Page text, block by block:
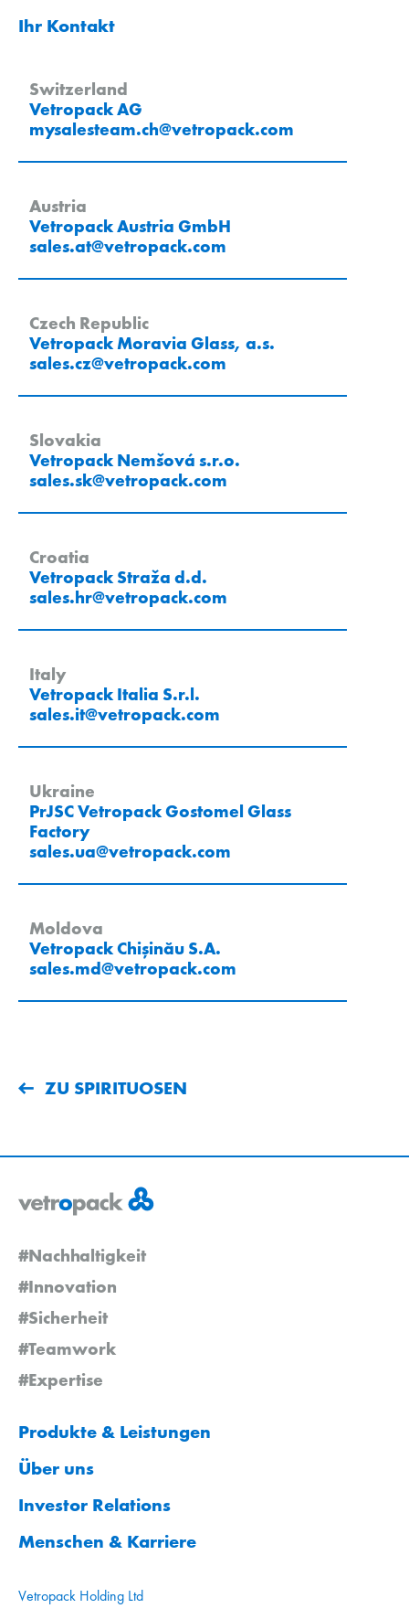
Ihr Kontakt
Switzerland
Vetropack AG
mysalesteam.ch@vetropack.com
Austria
Vetropack Austria GmbH
sales.at@vetropack.com
Czech Republic
Vetropack Moravia Glass, a.s.
sales.cz@vetropack.com
Slovakia
Vetropack Nemšová s.r.o.
sales.sk@vetropack.com
Croatia
Vetropack Straža d.d.
sales.hr@vetropack.com
Italy
Vetropack Italia S.r.l.
sales.it@vetropack.com
Ukraine
PrJSC Vetropack Gostomel Glass
Factory
sales.ua@vetropack.com
Moldova
Vetropack Chișinău S.A.
sales.md@vetropack.com
ZU SPIRITUOSEN
#Nachhaltigkeit
#Innovation
#Sicherheit
#Teamwork
#Expertise
Produkte & Leistungen
Über uns
Investor Relations
Menschen & Karriere
Vetropack Holding Ltd